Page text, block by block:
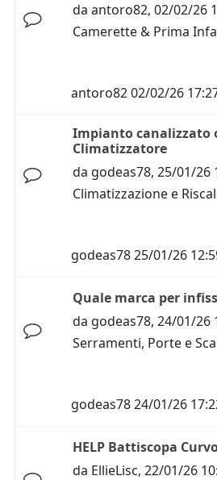
da antoro82, 02/02/26
Camerette & Prima
antoro8202/02/26
Impianto canalizzato
Climatizzatore
da godeas78, 25/01/26
Climatizzazione e
godeas7825/01/26
Quale marca per
da godeas78, 24/01/26
Serramenti, Porte e
godeas7824/01/26
HELP Battiscopa
da EllieLisc, 22/01/26